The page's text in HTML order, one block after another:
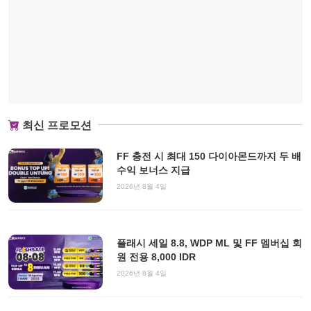
최신 프로모션
FF 충전 시 최대 150 다이아몬드까지 두 배
수익 보너스 지급
2026년 8월 4일
플래시 세일 8.8, WDP ML 및 FF 멤버십 회
원 전용 8,000 IDR
2026년 8월 4일